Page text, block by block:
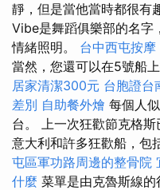
靜，但是當他當時都很有
Vibe是舞蹈俱樂部的名字
情緒照明。 台中西屯按摩
當然，您還可以在5號船
居家清潔300元 台胞證台
差別 自助餐外燴 每個人
台。 上一次狂歡節克格
意大利和許多狂歡船，包
屯區軍功路周邊的整骨院
什麼 菜單是由克魯斯線